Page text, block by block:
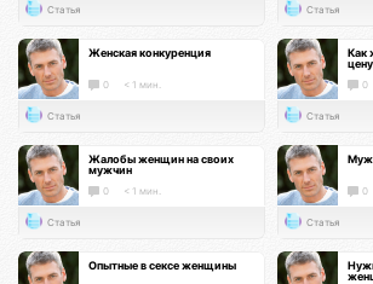
Статья Статья
Женская конкуренция
0 < 1 мин.
Статья
Как
цену
0
Статья
Жалобы женщин на своих
мужчин
0 < 1 мин.
Статья
0
Статья
Опытные в сексе женщины